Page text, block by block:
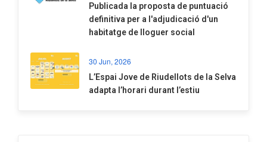
​Publicada la proposta de puntuació
definitiva per a l'adjudicació d'un
habitatge de lloguer social
30 Jun, 2026
​L’Espai Jove de Riudellots de la Selva
adapta l’horari durant l’estiu